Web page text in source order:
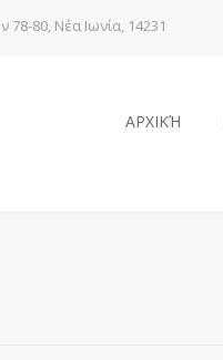
80, Νέα Ιωνία, 14231
ΑΡΧΙΚΉ